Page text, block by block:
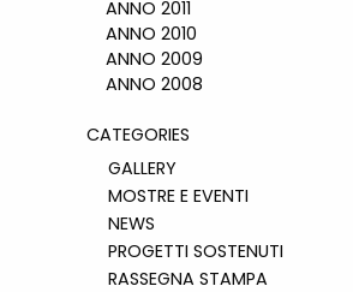
ANNO 2011
ANNO 2010
ANNO 2009
ANNO 2008
CATEGORIES
GALLERY
MOSTRE E EVENTI
NEWS
PROGETTI SOSTENUTI
RASSEGNA STAMPA